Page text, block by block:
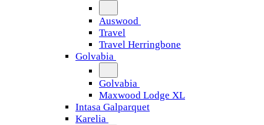
Auswood
Travel
Travel Herringbone
Golvabia
Golvabia
Maxwood Lodge XL
Intasa Galparquet
Karelia